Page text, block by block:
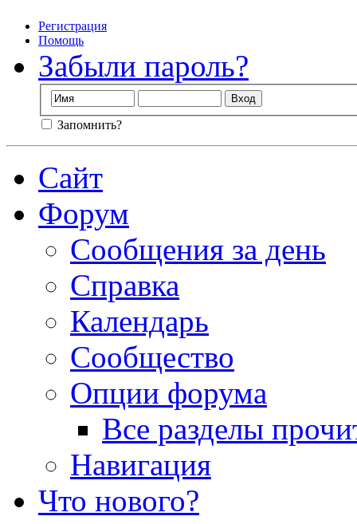
Регистрация
Помощь
Забыли пароль?
Запомнить?
Сайт
Форум
Сообщения за день
Справка
Календарь
Сообщество
Опции форума
Все разделы
Навигация
Что нового?